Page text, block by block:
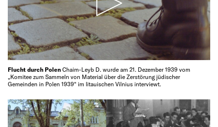
Flucht durch Polen Chaim-Leyb D. wurde am 21. Dezember 1939 vom
„Komitee zum Sammeln von Material über die Zerstörung jüdischer
Gemeinden in Polen 1939“ im litauischen Vilnius interviewt.